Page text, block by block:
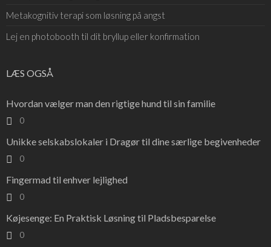
Metakognitiv terapi som løsning på angst
Lej en photobooth til dit bryllup eller konfirmation
LÆS OGSÅ
Hvordan vælger man den rigtige hund til sin familie
0
Unikke selskabslokaler i Dragør til dine særlige begivenheder
0
Fingermad til enhver lejlighed
0
Køjesenge: En Praktisk Løsning til Pladsbesparelse
0